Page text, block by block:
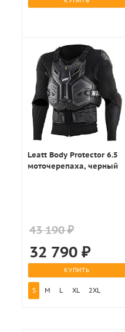
Leatt Body Protector 6.5
моточерепаха, черный
43 190 ₽
32 790₽
КУПИТЬ
S M L XL 2XL